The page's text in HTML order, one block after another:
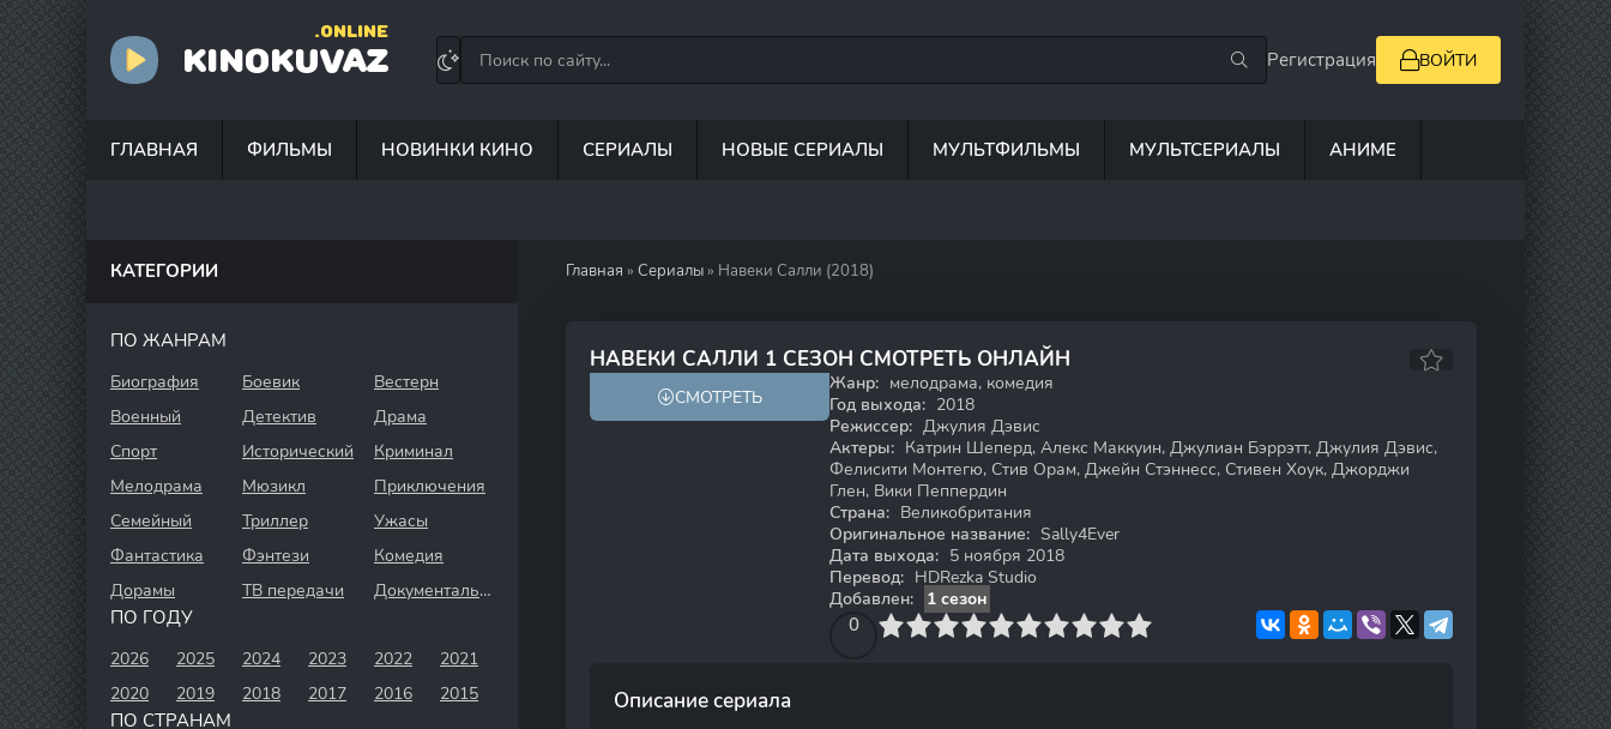
KINOKUVAZ
.ONLINE
Регистрация ВОЙТИ
ГЛАВНАЯ ФИЛЬМЫ НОВИНКИ КИНО СЕРИАЛЫ НОВЫЕ СЕРИАЛЫ МУЛЬТФИЛЬМЫ МУЛЬТСЕРИАЛЫ АНИМЕ
Главная » Сериалы » Навеки Салли (2018)
НАВЕКИ САЛЛИ 1 СЕЗОН СМОТРЕТЬ ОНЛАЙН
5.4 6.7
СМОТРЕТЬ
Жанр: мелодрама, комедия
Год выхода: 2018
Режиссер: Джулия Дэвис
Актеры: Катрин Шеперд, Алекс Маккуин, Джулиан Бэррэтт, Джулия Дэвис,
Фелисити Монтегю, Стив Орам, Джейн Стэннесс, Стивен Хоук, Джорджи
Глен, Вики Пеппердин
Страна: Великобритания
Оригинальное название: Sally4Ever
Дата выхода: 5 ноября 2018
Перевод: HDRezka Studio
Добавлен:
1 сезон
0
4 6 7 8 9 10
Описание сериала
КАТЕГОРИИ
ПО ЖАНРАМ
Биография Боевик
Вестерн
Военный
Детектив
Драма
Спорт
Исторический
Криминал
Мелодрама
Мюзикл
Приключения
Семейный
Триллер
Ужасы
Фантастика
Фэнтези
Комедия
Дорамы
ТВ передачи Документальный
ПО ГОДУ
2026 2025 2024 2023 2022
2021
2020
2019 2018 2017 2016 2015
ПО СТРАНАМ